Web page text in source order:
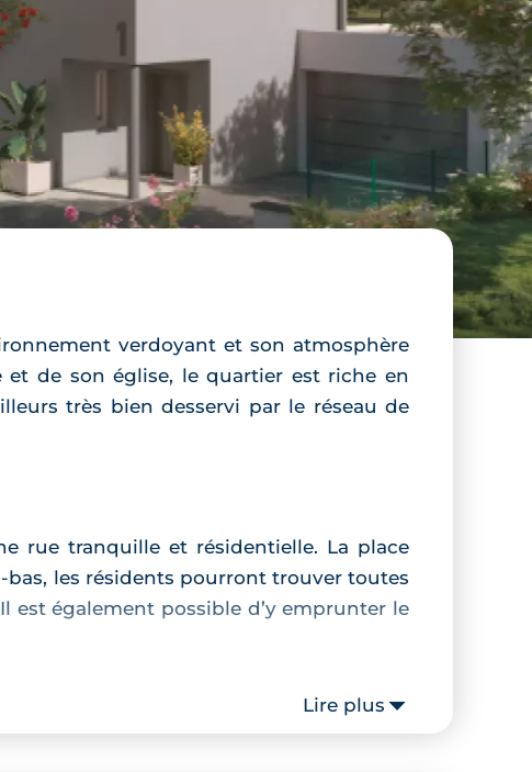
verdoyant et son atmosphère
de son église, le quartier est riche en
très bien desservi par le réseau de
rue tranquille et résidentielle. La place
les résidents pourront trouver toutes
est également possible d’y emprunter le
Lire plus